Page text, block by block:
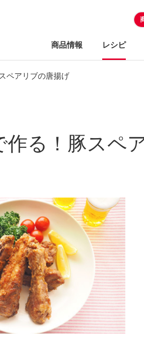
商品情報 レシピ
ペアリブの唐揚げ
作る！豚スペ